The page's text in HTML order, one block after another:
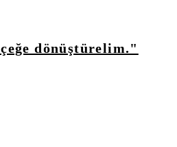
dönüştürelim."